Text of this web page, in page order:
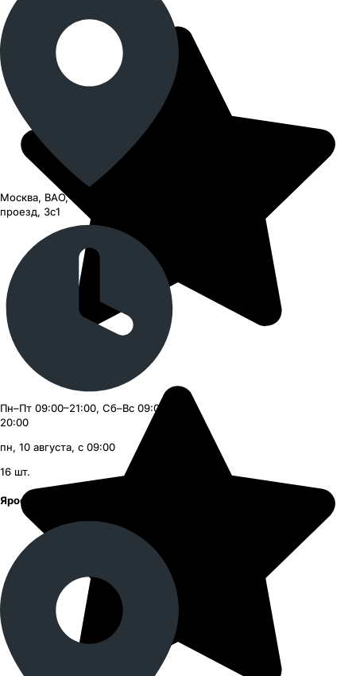
Москва, ВАО, Черницынский
проезд, 3с1
Пн–Пт 09:00–21:00, Сб–Вс 09:00–
20:00
пн, 10 августа, с 09:00
16 шт.
Ярославское шоссе